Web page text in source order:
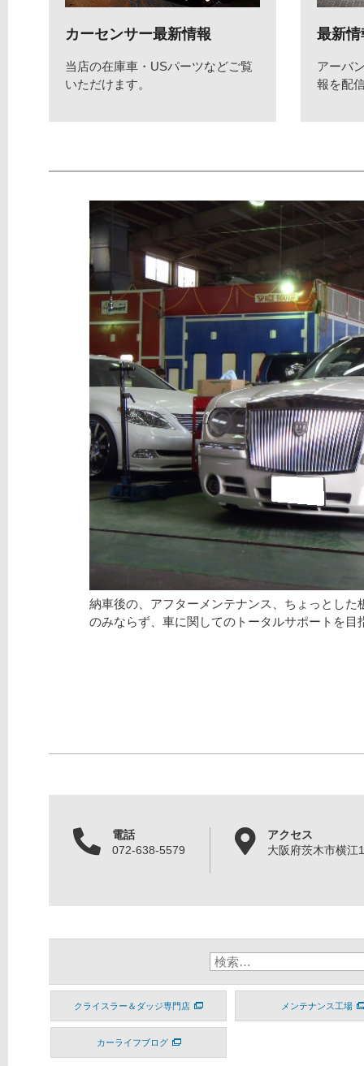
カーセンサー最新情報
当店の在庫車・USパーツなどご覧
いただけます。
最新情
アーバ
報を配
納車後の、アフターメンテナンス、ちょっとした
のみならず、車に関してのトータルサポートを目
電話
072-638-5579
アクセス
大阪府茨木市横江
クライスラー＆ダッジ専門店 メンテナンス工場
カーライフブログ